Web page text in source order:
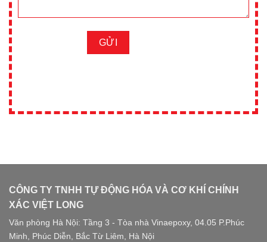
CÔNG TY TNHH TỰ ĐỘNG HÓA VÀ CƠ KHÍ CHÍNH
XÁC VIỆT LONG
Văn phòng Hà Nội: Tầng 3 - Tòa nhà Vinaepoxy, 04.05 P.Phúc
Minh, Phúc Diễn, Bắc Từ Liêm, Hà Nội